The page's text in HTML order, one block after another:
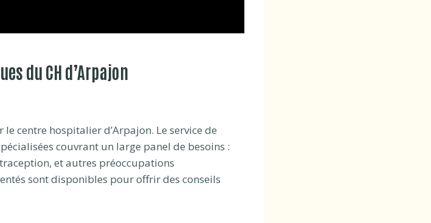
du CH d’Arpajon
centre hospitalier d’Arpajon. Le service de
couvrant un large panel de besoins :
et autres préoccupations
sont disponibles pour offrir des conseils